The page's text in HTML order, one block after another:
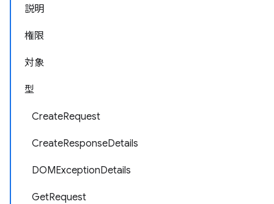
説明
権限
対象
型
CreateRequest
CreateResponseDetails
DOMExceptionDetails
GetRequest